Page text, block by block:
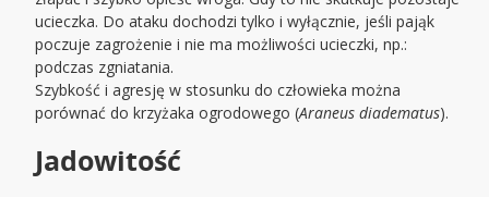
ucieczka. Do ataku dochodzi tylko i wyłącznie, jeśli pająk
poczuje zagrożenie i nie ma możliwości ucieczki, np.:
podczas zgniatania.
Szybkość i agresję w stosunku do człowieka można
porównać do krzyżaka ogrodowego (Araneus diadematus).
Jadowitość